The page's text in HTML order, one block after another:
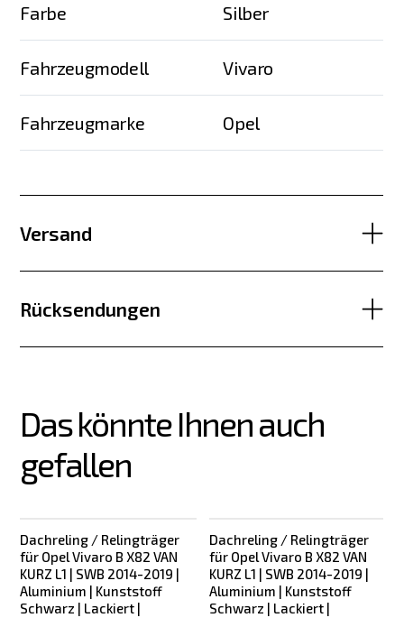
Farbe Silber
Fahrzeugmodell Vivaro
Fahrzeugmarke Opel
Versand
Rücksendungen
Das könnte Ihnen auch
gefallen
Dachreling / Relingträger
für Opel Vivaro B X82 VAN
KURZ L1 | SWB 2014-2019 |
Aluminium | Kunststoff
Schwarz | Lackiert |
Dachreling / Relingträger
für Opel Vivaro B X82 VAN
KURZ L1 | SWB 2014-2019 |
Aluminium | Kunststoff
Schwarz | Lackiert |